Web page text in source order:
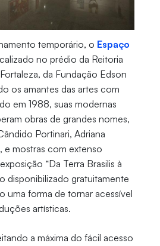
temporário, o Espaço
no prédio da Reitoria
da Fundação Edson
os amantes das artes com
em 1988, suas modernas
obras de grandes nomes,
Portinari, Adriana
e mostras com extenso
“Da Terra Brasilis à
disponibilizado gratuitamente
uma forma de tornar acessível
artísticas.
a máxima do fácil acesso